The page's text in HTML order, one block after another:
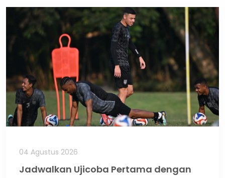
04 Agustus 2026
Jadwalkan Ujicoba Pertama dengan